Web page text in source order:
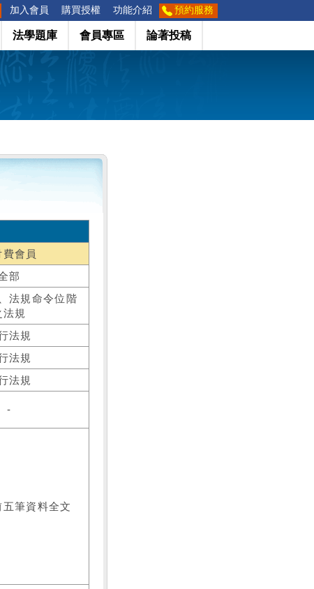
加入會員 購買授權 功能介紹 預約服務
法學題庫 會員專區 論著投稿
費會員
部
法規命令位階
法規
法規
法規
法規
-
筆資料全文